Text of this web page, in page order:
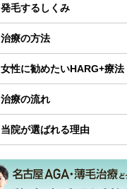
発毛するしくみ
治療の方法
女性に勧めたいHARG+療法
治療の流れ
当院が選ばれる理由